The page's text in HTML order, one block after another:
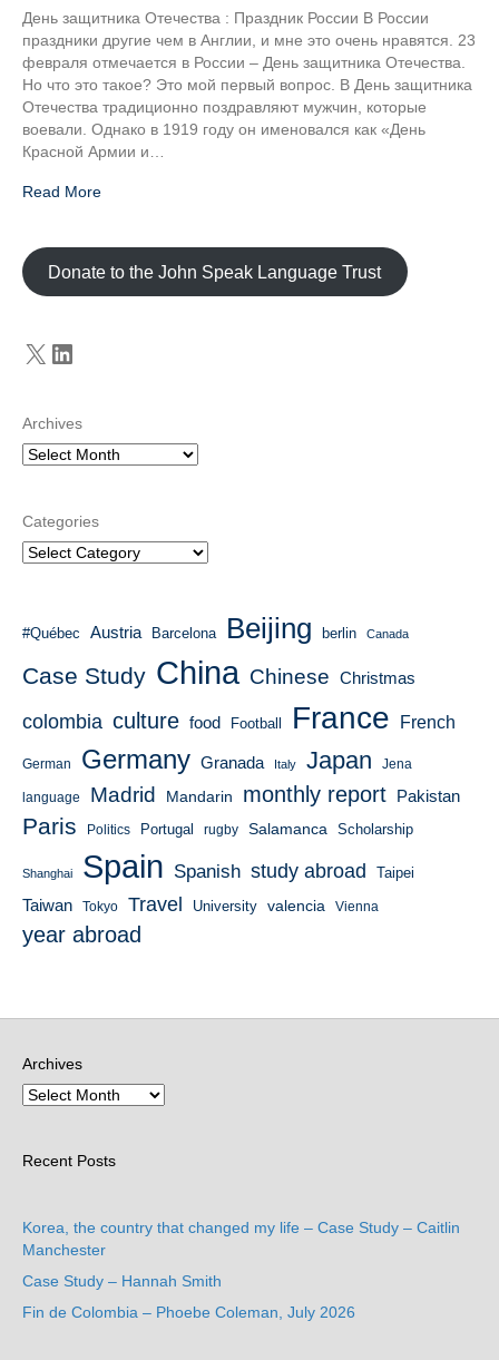
День защитника Отечества : Праздник России В России
праздники другие чем в Англии, и мне это очень нравятся. 23
февраля отмечается в России – День защитника Отечества.
Но что это такое? Это мой первый вопрос. В День защитника
Отечества традиционно поздравляют мужчин, которые
воевали. Однако в 1919 году он именовался как «День
Красной Армии и…
Read More
Donate to the John Speak Language Trust
X LinkedIn
Archives
Categories
#Québec Austria Barcelona Beijing berlin Canada
Case Study China Chinese Christmas
colombia culture food Football France French
German Germany Granada Italy Japan Jena
language Madrid Mandarin monthly report Pakistan
Paris Politics Portugal rugby Salamanca Scholarship
Shanghai Spain Spanish study abroad Taipei
Taiwan Tokyo Travel University valencia Vienna
year abroad
Archives
Recent Posts
Korea, the country that changed my life – Case Study – Caitlin
Manchester
Case Study – Hannah Smith
Fin de Colombia – Phoebe Coleman, July 2026